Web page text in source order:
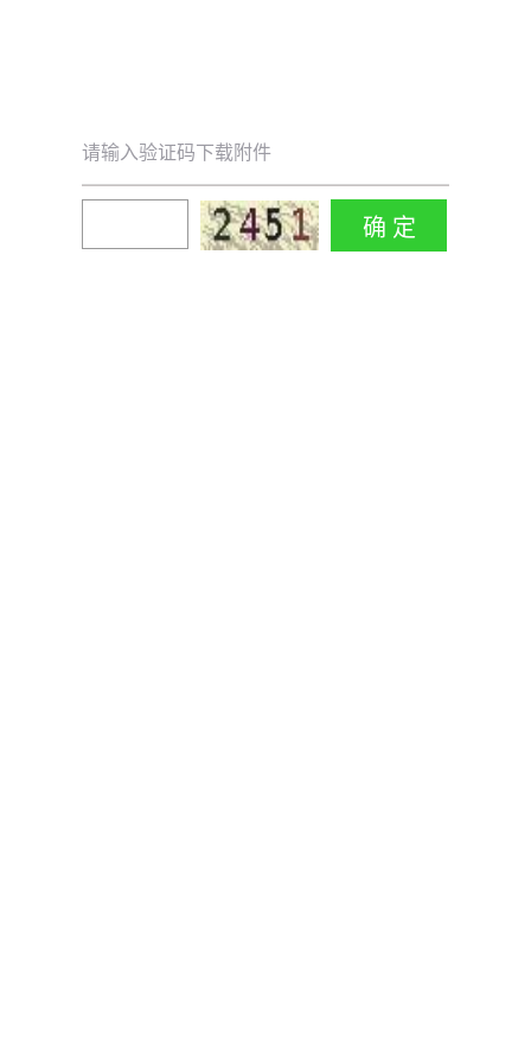
请输入验证码下载附件